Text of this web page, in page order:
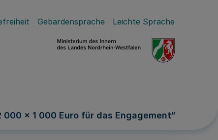
Gebärdensprache Leichte Sprache
x 1 000 Euro für das Engagement“